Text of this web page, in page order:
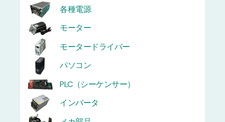
各種電源
モーター
モータードライバー
パソコン
PLC（シーケンサー）
インバータ